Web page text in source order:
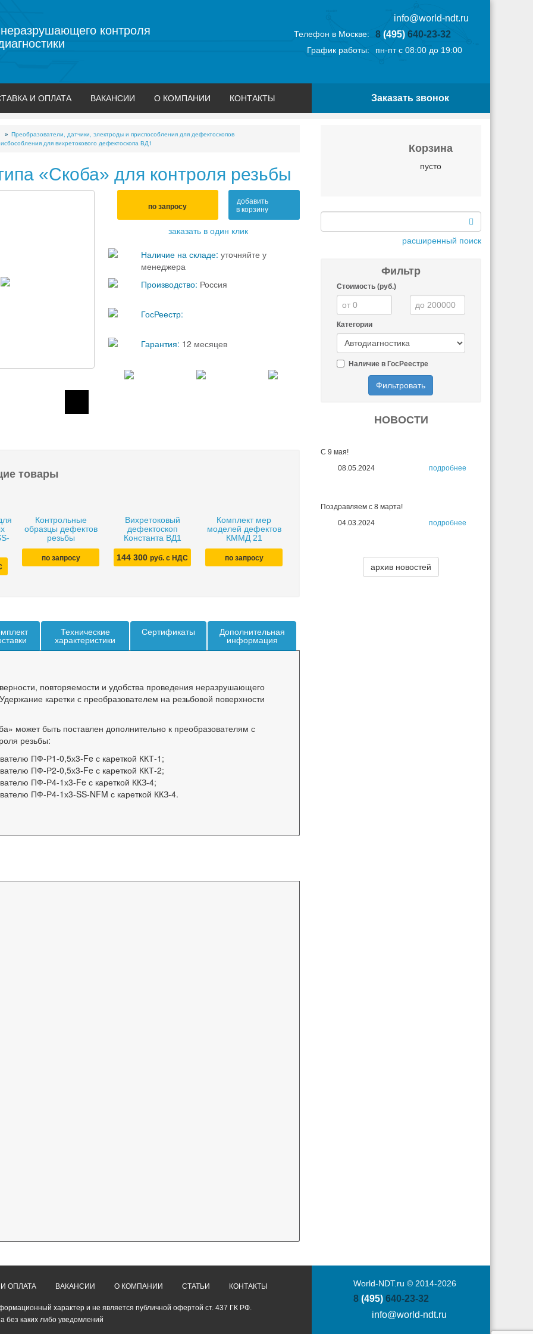
контроля
info@world-ndt.ru
Телефон в Москве: 8 (495)640-23-32
График работы: пн-пт с 08:00 до 19:00
И ОПЛАТА ВАКАНСИИ О КОМПАНИИ КОНТАКТЫ Заказать звонок
Преобразователи, датчики, электроды и приспособления для дефектоскопов
для вихретокового дефектоскопа ВД1
«Скоба» для контроля резьбы
по запросу
добавить
в корзину
заказать в один клик
Наличие на складе: уточняйте у
менеджера
Производство: Россия
ГосРеестр:
Гарантия: 12 месяцев
товары
Контрольные
образцы дефектов
резьбы
по запросу
Вихретоковый
дефектоскоп
Константа ВД1
144 300 руб. с НДС
Комплект мер
моделей дефектов
КММД 21
по запросу
Технические
характеристики
Сертификаты
Дополнительная
информация
повторяемости и удобства проведения неразрушающего
каретки с преобразователем на резьбовой поверхности
может быть поставлен дополнительно к преобразователям с
резьбы:
ПФ-Р1-0,5х3-Fe с кареткой ККТ-1;
ПФ-Р2-0,5х3-Fe с кареткой ККТ-2;
ПФ-Р4-1х3-Fe с кареткой ККЗ-4;
ПФ-Р4-1х3-SS-NFM с кареткой ККЗ-4.
Корзина
пусто
расширенный поиск
Фильтр
Стоимость (руб.)
Категории
Наличие в ГосРеестре
Фильтровать
НОВОСТИ
С 9 мая!
08.05.2024
подробнее
Поздравляем с 8 марта!
04.03.2024
подробнее
архив новостей
ОПЛАТА ВАКАНСИИ О КОМПАНИИ СТАТЬИ КОНТАКТЫ
характер и не является публичной офертой ст. 437 ГК РФ.
без каких либо уведомлений
World-NDT.ru © 2014-2026
8 (495) 640-23-32
info@world-ndt.ru